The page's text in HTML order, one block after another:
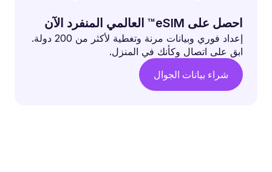
احصل على eSIM™ العالمي المنفرد الآن
إعداد فوري وبيانات مرنة وتغطية لأكثر من 200 دولة.
ابق على اتصال وكأنك في المنزل.
شراء بيانات الجوال